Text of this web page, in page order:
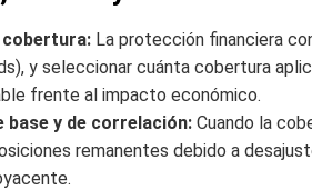
La protección financiera
y seleccionar cuánta cobertura
frente al impacto económico.
base y de correlación: Cuando la
remanentes debido a